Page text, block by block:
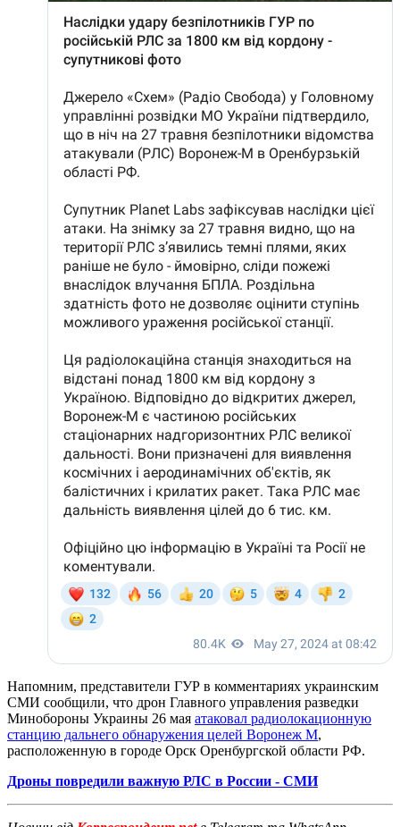
Напомним, представители ГУР в комментариях украинским
СМИ сообщили, что дрон Главного управления разведки
Минобороны Украины 26 мая атаковал радиолокационную
станцию дальнего обнаружения целей Воронеж М,
расположенную в городе Орск Оренбургской области РФ.
Дроны повредили важную РЛС в России - СМИ